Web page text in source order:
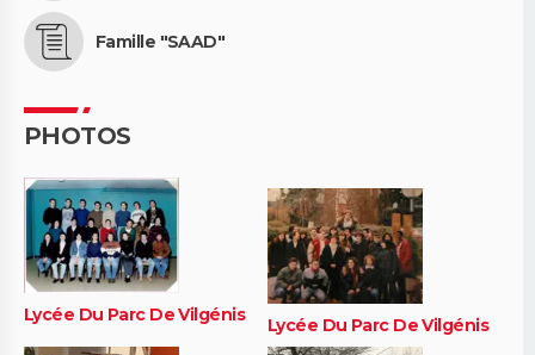
Famille "SAAD"
PHOTOS
Lycée Du Parc De Vilgénis Lycée Du Parc De Vilgénis